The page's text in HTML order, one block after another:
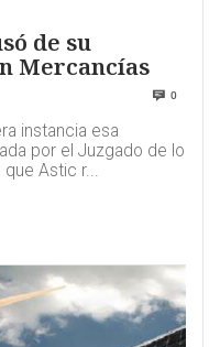
de su
Mercancías
0
instancia esa
por el Juzgado de lo
Astic r...